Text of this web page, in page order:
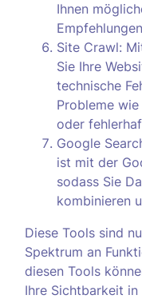
Ihnen
Site Crawl:
Sie Ihre
technische
Probleme
oder
Google
ist mit der
sodass Sie
kombinieren
Diese Tools sind
Spektrum an
diesen Tools
Ihre Sichtbarkeit in